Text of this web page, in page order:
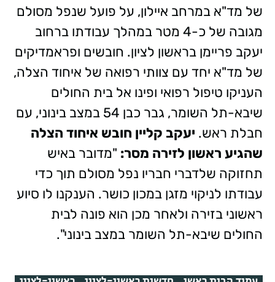
של מד"א במרחב איילון, על פועל שנפל מסולם
מגובה של כ-4 מטר במהלך עבודתו ברחוב
יעקב פריימן בראשון לציון. חובשים ופראמדיקים
של מד"א יחד עם צוותי רפואה של איחוד הצלה,
העניקו טיפול רפואי ופינו אל בית החולים
שיבא-תל השומר, גבר כבן 54 במצב בינוני, עם
חבלת ראש. יעקב קליין חובש איחוד הצלה
שהגיע ראשון לזירה מסר: "מדובר באיש
תחזוקה שלדברי חבריו נפל מסולם תוך כדי
עבודתו לניקוי מזגן במכון כושר. הענקנו לו סיוע
ראשוני בזירה ולאחר מכן הוא פונה לבית
החולים שיבא-תל השומר במצב בינוני".